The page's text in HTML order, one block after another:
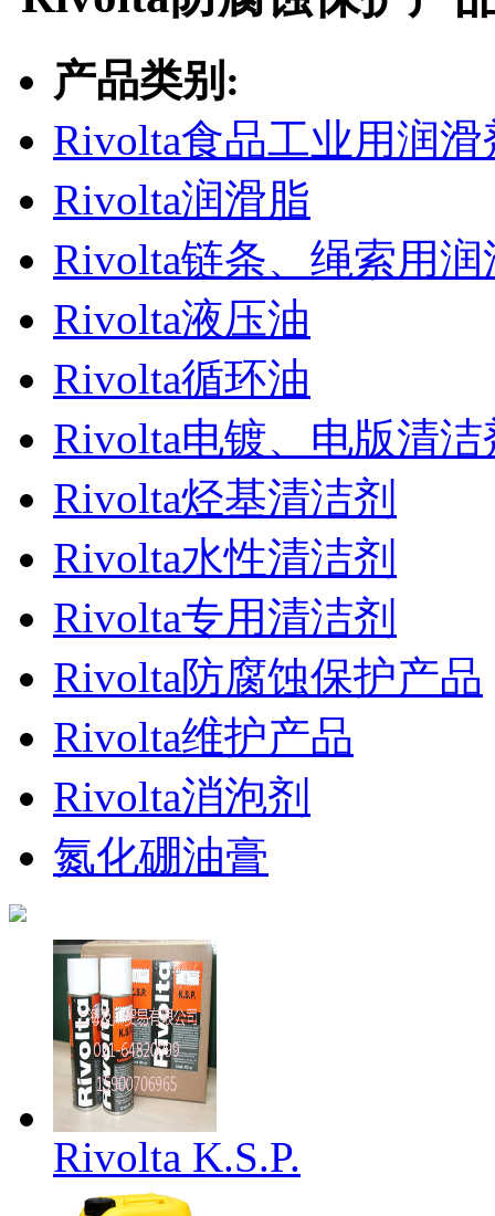
产品类别:
Rivolta食品工业用润滑
Rivolta润滑脂
Rivolta链条、绳索用润
Rivolta液压油
Rivolta循环油
Rivolta电镀、电版清洁
Rivolta烃基清洁剂
Rivolta水性清洁剂
Rivolta专用清洁剂
Rivolta防腐蚀保护产品
Rivolta维护产品
Rivolta消泡剂
氮化硼油膏
Rivolta K.S.P.